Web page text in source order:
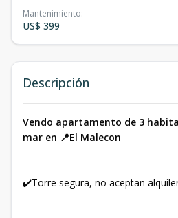
Mantenimiento:
US$ 399
Descripción
Vendo apartamento de 3
mar en 📍El Malecon
✔️Torre segura, no aceptan